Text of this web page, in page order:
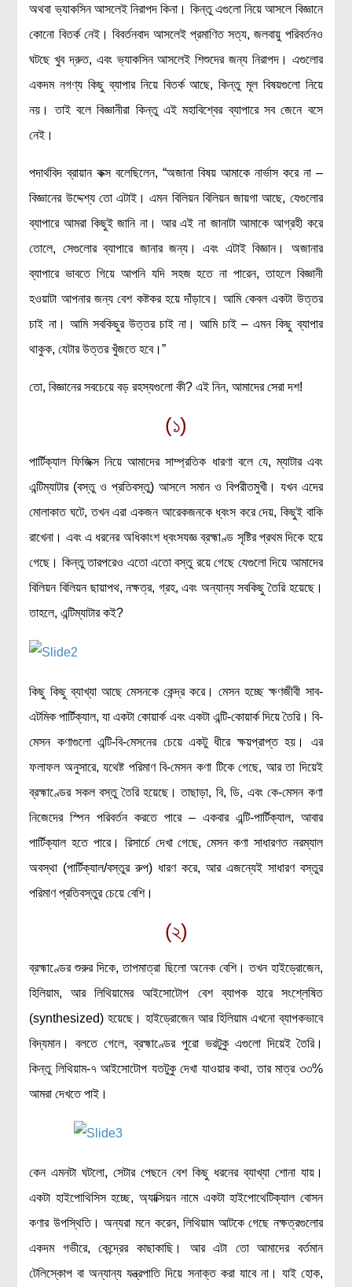
রসায়ন বিজ্ঞান
গণিত
পরিবেশ বিজ্ঞান
বায়োটেকনোলজি
দৈনন্দিন জীবনে বিজ্ঞানের প্রয়োগ
সামাজিক বিজ্ঞান
সমাজতত্ত্ব
বিজ্ঞানীদের কথা
বাংলাদেশী বিজ্ঞানী
কার্ল সেগান
টাইমলাইন
প্রশ্নমালা
অন্যান্য
বিজ্ঞানযাত্রায় লেখা জমা দেয়ার নির্দেশনাসমূহ
তথ্য ও যোগাযোগ
বিজ্ঞানযাত্রা ম্যাগাজিন
বিজ্ঞানযাত্রা সংবাদ/বিজ্ঞপ্তি
লক্ষ্য ও উদ্দেশ্য
যোগাযোগ
রিভিউ (বই/মুভি/সিরিজ)
আবিষ্কারের গল্প
বিজ্ঞান নিয়ে কার্টুন
বাংলাদেশের কথা
অথবা ভ্যাকসিন আসলেই নিরাপদ কিনা। কিন্তু এগুলো নিয়ে আসলে বিজ্ঞানে
কোনো বিতর্ক নেই। বিবর্তনবাদ আসলেই প্রমাণিত সত্য, জলবায়ু পরিবর্তনও
ঘটছে খুব দ্রুত, এবং ভ্যাকসিন আসলেই শিশুদের জন্য নিরাপদ। এগুলোর
একদম নগণ্য কিছু ব্যাপার নিয়ে বিতর্ক আছে, কিন্তু মূল বিষয়গুলো নিয়ে
নয়। তাই বলে বিজ্ঞানীরা কিন্তু এই মহাবিশ্বের ব্যাপারে সব জেনে বসে
নেই।
পদার্থবিদ ব্রায়ান কক্স বলেছিলেন, “অজানা বিষয় আমাকে নার্ভাস করে না –
বিজ্ঞানের উদ্দেশ্য তো এটাই। এমন বিলিয়ন বিলিয়ন জায়গা আছে, যেগুলোর
ব্যাপারে আমরা কিছুই জানি না। আর এই না জানাটা আমাকে আগ্রহী করে
তোলে, সেগুলোর ব্যাপারে জানার জন্য। এবং এটাই বিজ্ঞান। অজানার
ব্যাপারে ভাবতে গিয়ে আপনি যদি সহজ হতে না পারেন, তাহলে বিজ্ঞানী
হওয়াটা আপনার জন্য বেশ কষ্টকর হয়ে দাঁড়াবে। আমি কেবল একটা উত্তর
চাই না। আমি সবকিছুর উত্তর চাই না। আমি চাই – এমন কিছু ব্যাপার
থাকুক, যেটার উত্তর খুঁজতে হবে।”
তো, বিজ্ঞানের সবচেয়ে বড় রহস্যগুলো কী? এই নিন, আমাদের সেরা দশ!
(১)
পার্টিক্যাল ফিজিক্স নিয়ে আমাদের সাম্প্রতিক ধারণা বলে যে, ম্যাটার এবং
এন্টিম্যাটার (বস্তু ও প্রতিবস্তু) আসলে সমান ও বিপরীতমুখী। যখন এদের
মোলাকাত ঘটে, তখন এরা একজন আরেকজনকে ধ্বংস করে দেয়, কিছুই বাকি
রাখেনা। এবং এ ধরনের অধিকাংশ ধ্বংসযজ্ঞ ব্রহ্মাণ্ড সৃষ্টির প্রথম দিকে হয়ে
গেছে। কিন্তু তারপরেও এতো এতো বস্তু রয়ে গেছে যেগুলো দিয়ে আমাদের
বিলিয়ন বিলিয়ন ছায়াপথ, নক্ষত্র, গ্রহ, এবং অন্যান্য সবকিছু তৈরি হয়েছে।
তাহলে, এন্টিম্যাটার কই?
কিছু কিছু ব্যাখ্যা আছে মেসনকে কেন্দ্র করে। মেসন হচ্ছে ক্ষণজীবী সাব-
এটমিক পার্টিক্যাল, যা একটা কোয়ার্ক এবং একটা এন্টি-কোয়ার্ক দিয়ে তৈরি। বি-
মেসন কণাগুলো এন্টি-বি-মেসনের চেয়ে একটু ধীরে ক্ষয়প্রাপ্ত হয়। এর
ফলাফল অনুসারে, যথেষ্ট পরিমাণ বি-মেসন কণা টিকে গেছে, আর তা দিয়েই
ব্রহ্মাণ্ডের সকল বস্তু তৈরি হয়েছে। তাছাড়া, বি, ডি, এবং কে-মেসন কণা
নিজেদের স্পিন পরিবর্তন করতে পারে – একবার এন্টি-পার্টিক্যাল, আবার
পার্টিক্যাল হতে পারে। রিসার্চে দেখা গেছে, মেসন কণা সাধারণত নরম্যাল
অবস্থা (পার্টিক্যাল/বস্তুর রুপ) ধারণ করে, আর এজন্যেই সাধারণ বস্তুর
পরিমাণ প্রতিবস্তুর চেয়ে বেশি।
(২)
ব্রহ্মাণ্ডের শুরুর দিকে, তাপমাত্রা ছিলো অনেক বেশি। তখন হাইড্রোজেন,
হিলিয়াম, আর লিথিয়ামের আইসোটোপ বেশ ব্যাপক হারে সংশ্লেষিত
(synthesized) হয়েছে। হাইড্রোজেন আর হিলিয়াম এখনো ব্যাপকভাবে
বিদ্যমান। বলতে গেলে, ব্রহ্মাণ্ডের পুরো ভরটুকু এগুলো দিয়েই তৈরি।
কিন্তু লিথিয়াম-৭ আইসোটোপ যতটুকু দেখা যাওয়ার কথা, তার মাত্র ৩৩%
আমরা দেখতে পাই।
কেন এমনটা ঘটলো, সেটার পেছনে বেশ কিছু ধরনের ব্যাখ্যা শোনা যায়।
একটা হাইপোথিসিস হচ্ছে, অ্যাক্সিয়ন নামে একটা হাইপোথেটিক্যাল বোসন
কণার উপস্থিতি। অন্যরা মনে করেন, লিথিয়াম আটকে গেছে নক্ষত্রগুলোর
একদম গভীরে, কেন্দ্রের কাছাকাছি। আর এটা তো আমাদের বর্তমান
টেলিস্কোপ বা অন্যান্য যন্ত্রপাতি দিয়ে সনাক্ত করা যাবে না। যাই হোক,